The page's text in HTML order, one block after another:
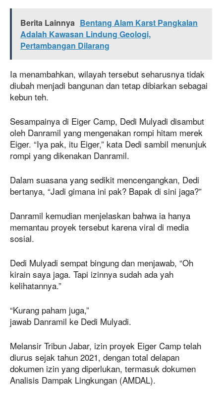
Berita Lainnya Bentang Alam Karst Pangkalan
Adalah Kawasan Lindung Geologi,
Pertambangan Dilarang
Ia menambahkan, wilayah tersebut seharusnya tidak
diubah menjadi bangunan dan tetap dibiarkan sebagai
kebun teh.
Sesampainya di Eiger Camp, Dedi Mulyadi disambut
oleh Danramil yang mengenakan rompi hitam merek
Eiger. “Iya pak, itu Eiger,” kata Dedi sambil menunjuk
rompi yang dikenakan Danramil.
Dalam suasana yang sedikit mencengangkan, Dedi
bertanya, “Jadi gimana ini pak? Bapak di sini jaga?”
Danramil kemudian menjelaskan bahwa ia hanya
memantau proyek tersebut karena viral di media
sosial.
Dedi Mulyadi sempat bingung dan menjawab, “Oh
kirain saya jaga. Tapi izinnya sudah ada yah
kelihatannya.”
“Kurang paham juga,”
jawab Danramil ke Dedi Mulyadi.
Melansir Tribun Jabar, izin proyek Eiger Camp telah
diurus sejak tahun 2021, dengan total delapan
dokumen izin yang diperlukan, termasuk dokumen
Analisis Dampak Lingkungan (AMDAL).